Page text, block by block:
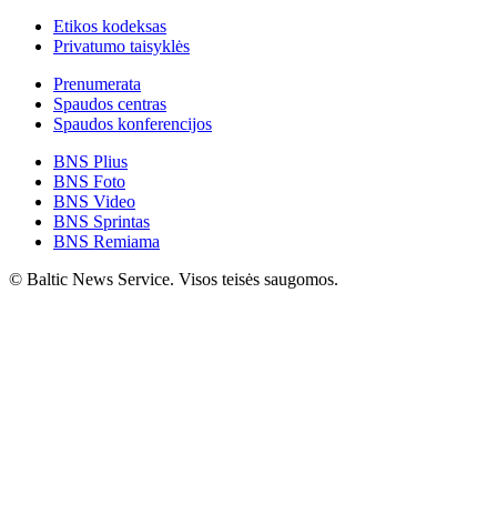
Etikos kodeksas
Privatumo taisyklės
Prenumerata
Spaudos centras
Spaudos konferencijos
BNS Plius
BNS Foto
BNS Video
BNS Sprintas
BNS Remiama
© Baltic News Service. Visos teisės saugomos.